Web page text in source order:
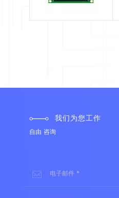
我们为您工作
自由 咨询